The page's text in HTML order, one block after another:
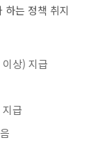
하는 정책 취지
상) 지급
급